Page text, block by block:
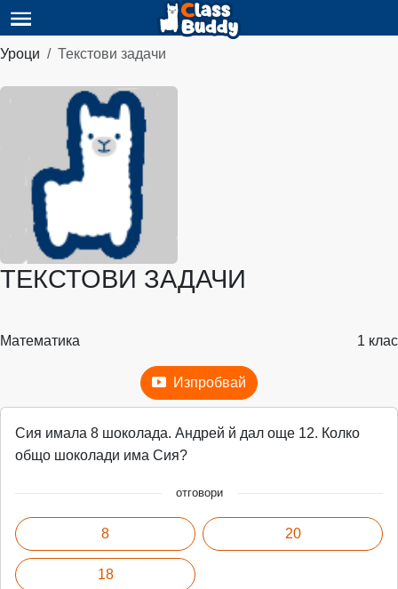
Уроци Текстови задачи
ТЕКСТОВИ ЗАДАЧИ
Математика 1 клас
Изпробвай
Сия имала 8 шоколада. Андрей й дал още 12. Колко
общо шоколади има Сия?
отговори
8
18
20